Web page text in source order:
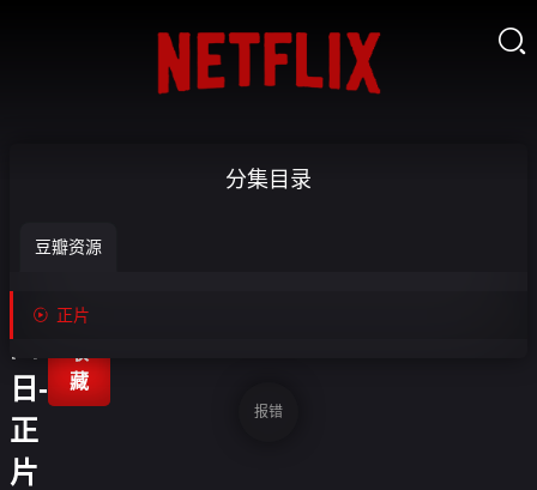

七
月
四
日-
正
片

藏
分集目录
豆瓣资源
 正片
报错